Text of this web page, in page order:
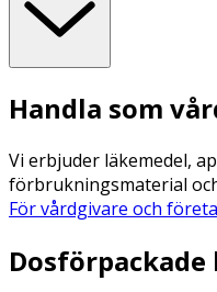
Handla som
Vi erbjuder läkemedel,
förbrukningsmaterial
För vårdgivare och
Dosförpackade